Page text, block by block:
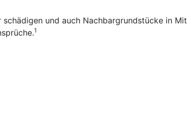
und auch Nachbargrundstücke in
1